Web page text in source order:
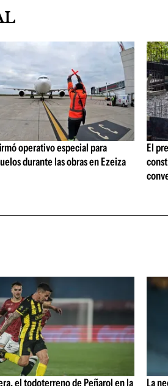
operativo especial para
durante las obras en Ezeiza
El
el todoterreno de Peñarol en la La